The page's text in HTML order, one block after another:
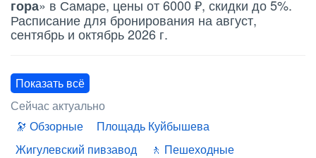
гора» в Самаре, цены от 6000 ₽, скидки до 5%.
Расписание для бронирования на август,
сентябрь и октябрь 2026 г.
Показать всё
Сейчас актуально
Обзорные
Площадь Куйбышева
Жигулевский пивзавод
Пешеходные